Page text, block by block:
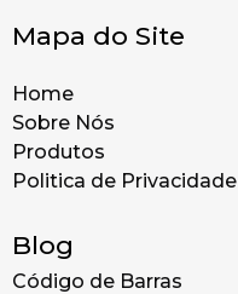
Mapa do Site
Home
Sobre Nós
Produtos
Politica de Privacidade
Blog
Código de Barras